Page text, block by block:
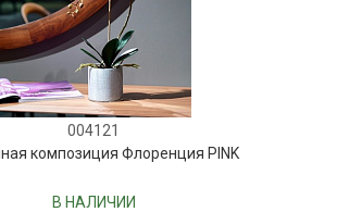
004121
композиция Флоренция PINK
В НАЛИЧИИ